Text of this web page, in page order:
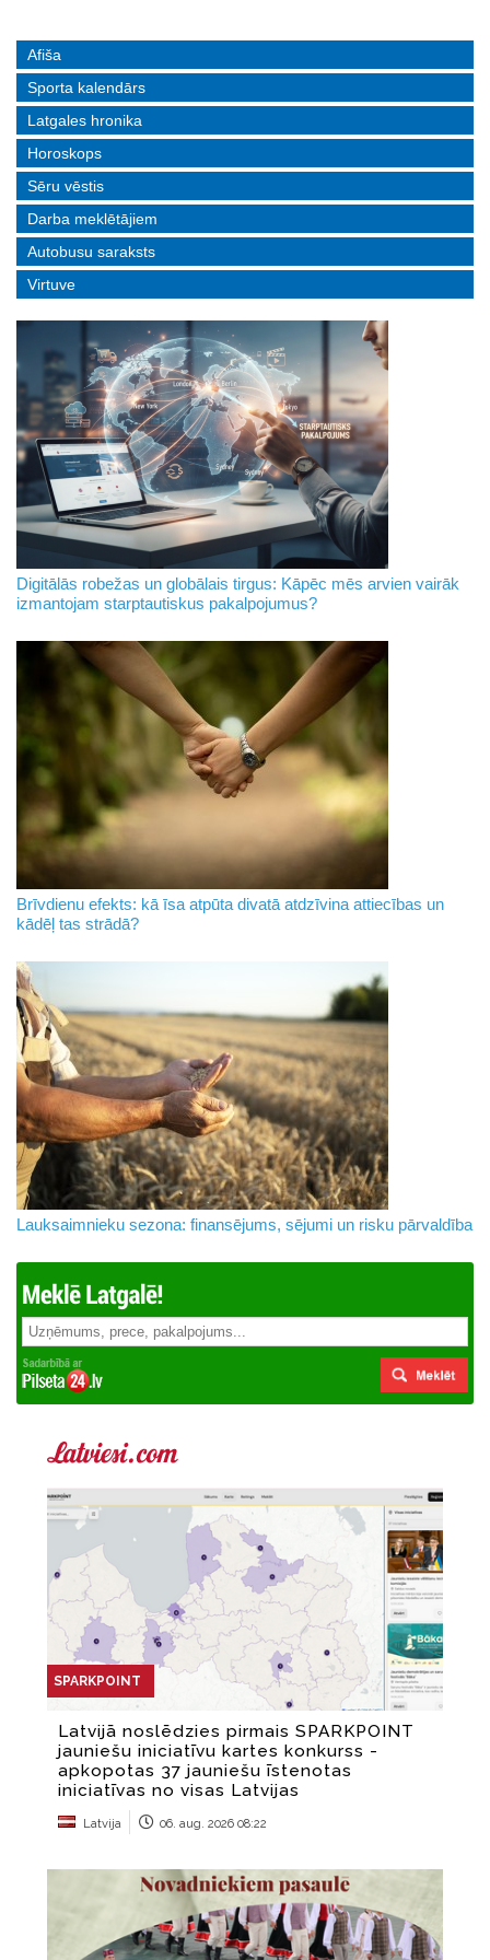
Afiša
Sporta kalendārs
Latgales hronika
Horoskops
Sēru vēstis
Darba meklētājiem
Autobusu saraksts
Virtuve
Digitālās robežas un globālais tirgus: Kāpēc mēs arvien vairāk
izmantojam starptautiskus pakalpojumus?
Brīvdienu efekts: kā īsa atpūta divatā atdzīvina attiecības un
kādēļ tas strādā?
Lauksaimnieku sezona: finansējums, sējumi un risku pārvaldība